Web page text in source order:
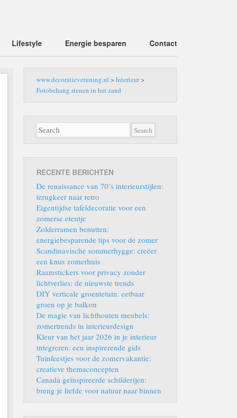
Lifestyle Energie besparen Contact
www.decoratievetuning.nl > Interieur>
Fotobehang stenen in het zand
RECENTE BERICHTEN
De renaissance van 70’s interieurstijlen:
terugkeer naar retro
Eigentijdse tafeldecoratie voor een
zomerse etentje
Zolderramen benutten:
energiebesparende tips voor de zomer
Scandinavische sommerhygge: creëer
een knus zomerhuis
Raamstickers voor privacy zonder
lichtverlies: de nieuwste trends
DIY verticale groentetuin: eetbaar
groen op je balkon
De magie van lichthouten meubels:
zomertrends in interieurdesign
Kleur van het jaar 2026 in je interieur
integreren: een inspirerende gids
Tuinfeestjes voor de zomervakantie:
creatieve themaconcepten
Canada geïnspireerde schilderijen:
breng je liefde voor natuur naar binnen